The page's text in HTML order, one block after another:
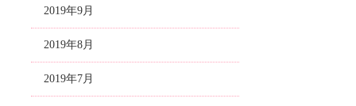
2019年9月
2019年8月
2019年7月